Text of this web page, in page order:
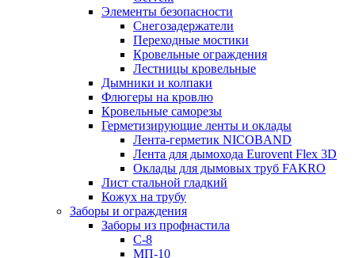
Элементы безопасности
Снегозадержатели
Переходные мостики
Кровельные ограждения
Лестницы кровельные
Дымники и колпаки
Флюгеры на кровлю
Кровельные саморезы
Герметизирующие ленты и оклады
Лента-герметик NICOBAND
Лента для дымохода Eurovent Flex 3D
Оклады для дымовых труб FAKRO
Лист стальной гладкий
Кожух на трубу
Заборы и ограждения
Заборы из профнастила
С-8
МП-10